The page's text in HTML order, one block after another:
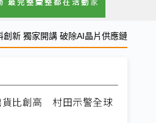
新 獨家開講 破除AI晶片供應鏈
貨比創高 村田示警全球